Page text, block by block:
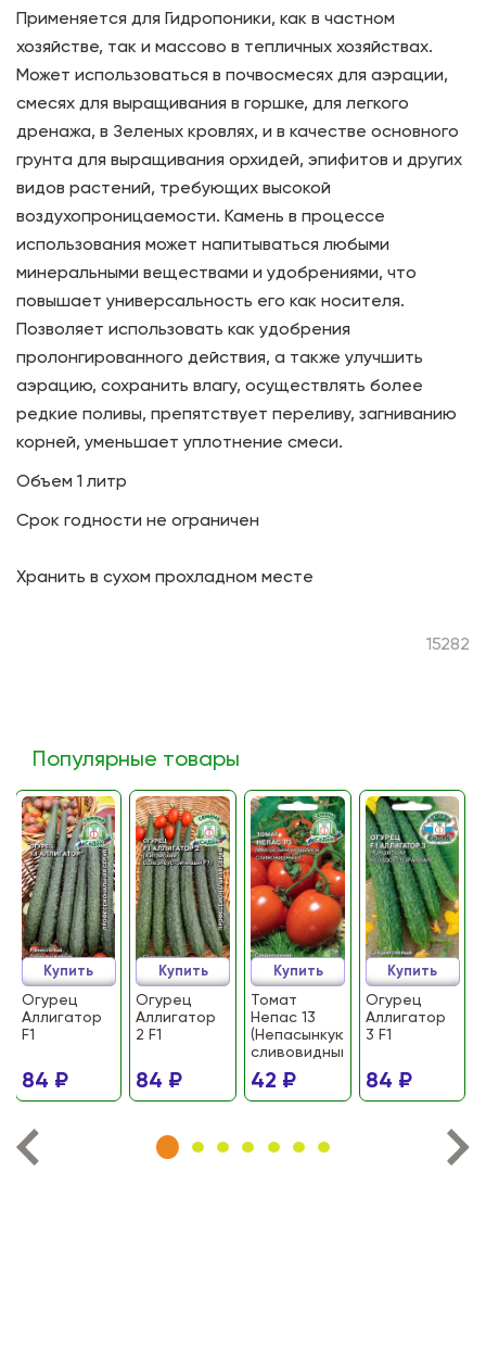
Применяется для Гидропоники, как в частном
хозяйстве, так и массово в тепличных хозяйствах.
Может использоваться в почвосмесях для аэрации,
смесях для выращивания в горшке, для легкого
дренажа, в Зеленых кровлях, и в качестве основного
грунта для выращивания орхидей, эпифитов и других
видов растений, требующих высокой
воздухопроницаемости. Камень в процессе
использования может напитываться любыми
минеральными веществами и удобрениями, что
повышает универсальность его как носителя.
Позволяет использовать как удобрения
пролонгированного действия, а также улучшить
аэрацию, сохранить влагу, осуществлять более
редкие поливы, препятствует переливу, загниванию
корней, уменьшает уплотнение смеси.
Объем 1 литр
Срок годности не ограничен
Хранить в сухом прохладном месте
15282
Популярные товары
Огурец
Аллигатор
F1
84 ₽
Купить
Огурец
Аллигатор
2 F1
84 ₽
Купить
Томат
Непас 13
(Непасынкующийся
сливовидный)
42 ₽
Купить
Огурец
Аллигатор
3 F1
84 ₽
Купить